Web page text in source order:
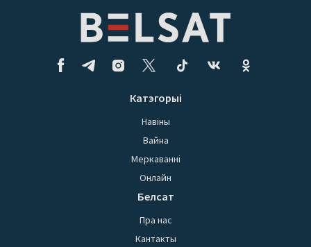
Катэгорыі
Навіны
Вайна
Меркаванні
Онлайн
Белсат
Пра нас
Кантакты